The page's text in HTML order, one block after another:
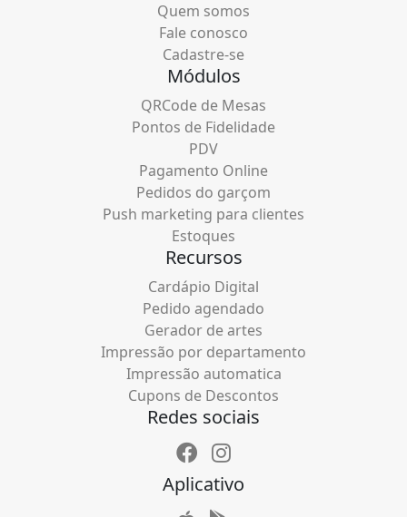
Quem somos
Fale conosco
Cadastre-se
Módulos
QRCode de Mesas
Pontos de Fidelidade
PDV
Pagamento Online
Pedidos do garçom
Push marketing para clientes
Estoques
Recursos
Cardápio Digital
Pedido agendado
Gerador de artes
Impressão por departamento
Impressão automatica
Cupons de Descontos
Redes sociais
Aplicativo